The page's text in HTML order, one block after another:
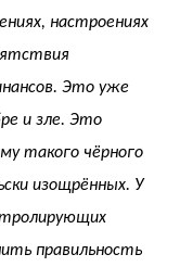
настроениях
Это уже
и зле. Это
такого чёрного
изощрённых. У
правильность